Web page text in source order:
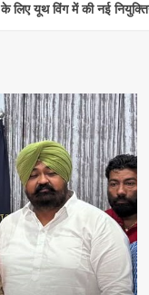
यूथ विंग में की नई नियुक्तियां